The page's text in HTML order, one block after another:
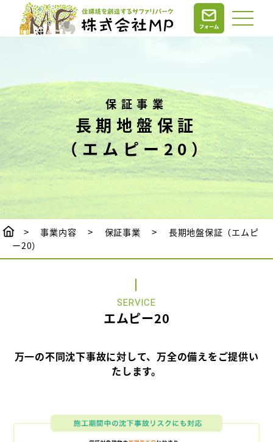
保証事業
長期地盤保証
（エムピー20）
事業内容 保証事業
長期地盤保証（エムピ
ー20）
SERVICE
エムピー20
万一の不同沈下事故に対して、万全の備えをご提供い
たします。